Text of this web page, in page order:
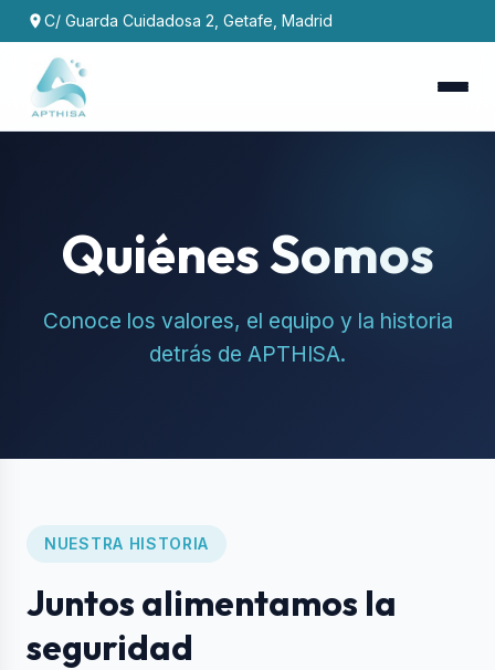
C/ Guarda Cuidadosa 2, Getafe, Madrid
Quiénes Somos
Conoce los valores, el equipo y la historia
detrás de APTHISA.
NUESTRA HISTORIA
Juntos alimentamos la
seguridad